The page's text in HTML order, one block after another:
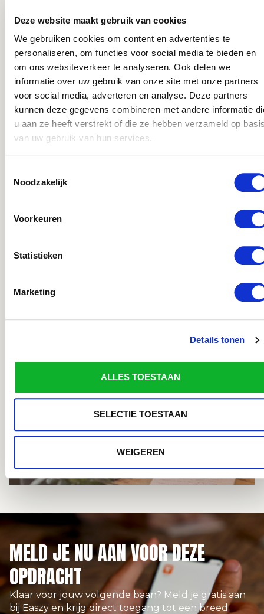
Deze website maakt gebruik van cookies
We gebruiken cookies om content en advertenties te
personaliseren, om functies voor social media te bieden en
om ons websiteverkeer te analyseren. Ook delen we
informatie over uw gebruik van onze site met onze partners
voor social media, adverteren en analyse. Deze partners
kunnen deze gegevens combineren met andere informatie
u aan ze heeft verstrekt of die ze hebben verzameld op
van uw gebruik van hun services.
Noodzakelijk
Voorkeuren
Statistieken
Marketing
Details tonen
ALLES TOESTAAN
SELECTIE TOESTAAN
WEIGEREN
Zie jij jezelf al helemaal terug in deze rol? Ben je
nieuwsgierig, beschikbaar en heb je
zin om onderdeel te worden van Easzy? Dan
maken we graag kennis met je!
Stuur je motivatie naar kitty@easzy.nl
Of bel ons via 085 – 130 7605
20-08-2026
WHATSAPP ONS
MELD JE NU AAN VOOR DEZE
OPDRACHT
Klaar voor jouw volgende baan? Meld je gratis aan
bij Easzy en krijg direct toegang tot een breed